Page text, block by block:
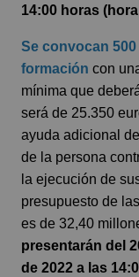
14:00 horas
Se convocan
formación con
mínima que
será de 25.350
ayuda adicional
de la persona
la ejecución de
presupuesto de
es de 32,40
presentarán del
de 2022 a las